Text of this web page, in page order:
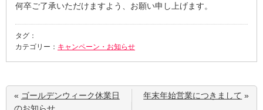
何卒ご了承いただけますよう、お願い申し上げます。
タグ：
カテゴリー： キャンペーン・お知らせ
« ゴールデンウィーク休業日
年末年始営業につきまして »